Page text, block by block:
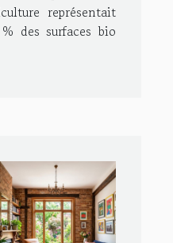
représentait
des surfaces bio